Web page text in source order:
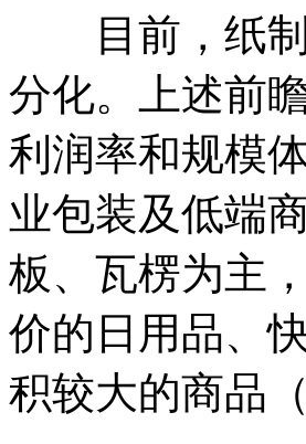
目前，纸制
分化。上述前
利润率和规模
业包装及低端
板、瓦楞为主
价的日用品、
积较大的商品